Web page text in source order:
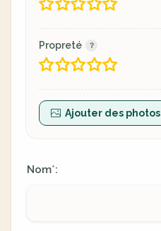
Propreté
Ajouter des photos
Nom*: